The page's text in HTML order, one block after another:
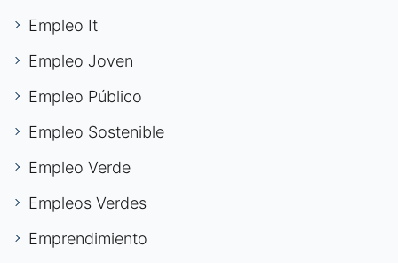
Empleo It
Empleo Joven
Empleo Público
Empleo Sostenible
Empleo Verde
Empleos Verdes
Emprendimiento